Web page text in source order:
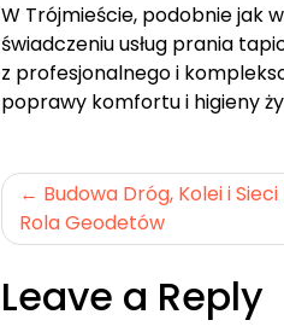
W Trójmieście, podobnie jak
świadczeniu usług prania
z profesjonalnego i
poprawy komfortu i higieny
Nawigacja
wpisu
Budowa Dróg, Kolei i
Rola Geodetów
Leave a Reply